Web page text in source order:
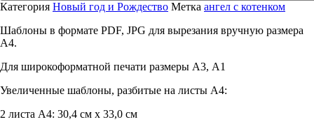
Категория Новый год и Рождество Метка ангел с котенком
Шаблоны в формате PDF, JPG для вырезания вручную размера
А4.
Для широкоформатной печати размеры А3, А1
Увеличенные шаблоны, разбитые на листы А4:
2 листа А4: 30,4 см х 33,0 см